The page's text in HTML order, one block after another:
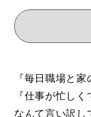
『毎日職場と
『仕事が忙し
なんて言い訳し